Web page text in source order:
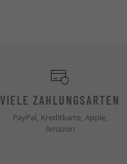
VIELE ZAHLUNGSARTEN
PayPal, Kreditkarte, Apple,
Amazon